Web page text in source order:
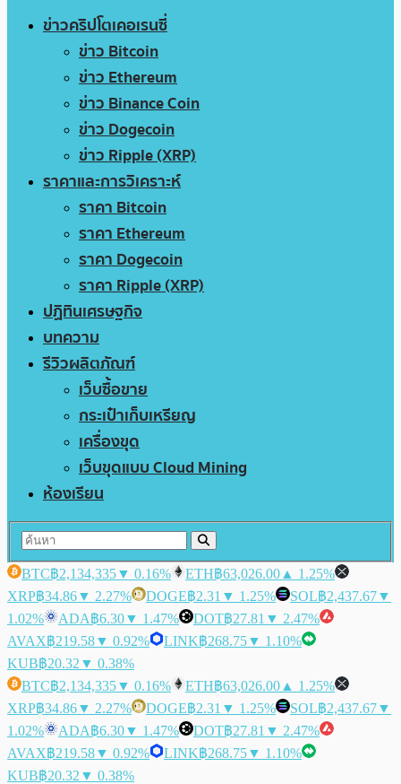
ข่าวคริปโตเคอเรนซี่
ข่าว Bitcoin
ข่าว Ethereum
ข่าว Binance Coin
ข่าว Dogecoin
ข่าว Ripple (XRP)
ราคาและการวิเคราะห์
ราคา Bitcoin
ราคา Ethereum
ราคา Dogecoin
ราคา Ripple (XRP)
ปฏิทินเศรษฐกิจ
บทความ
รีวิวผลิตภัณฑ์
เว็บซื้อขาย
กระเป๋าเก็บเหรียญ
เครื่องขุด
เว็บขุดแบบ Cloud Mining
ห้องเรียน
BTC฿2,134,335▼ 0.16% ETH฿63,026.00 ▲ 1.25%
XRP฿34.86▼ 2.27% DOGE฿2.31 ▼ 1.25% SOL฿2,437.67▼
1.02%
ADA฿6.30▼ 1.47% DOT฿27.81 ▼ 2.47%
AVAX฿219.58▼ 0.92% LINK฿268.75▼ 1.10%
KUB฿20.32 ▼ 0.38%
BTC฿2,134,335▼ 0.16% ETH฿63,026.00 ▲ 1.25%
XRP฿34.86▼ 2.27% DOGE฿2.31 ▼ 1.25% SOL฿2,437.67▼
1.02%
ADA฿6.30▼ 1.47% DOT฿27.81 ▼ 2.47%
AVAX฿219.58▼ 0.92% LINK฿268.75▼ 1.10%
KUB฿20.32 ▼ 0.38%